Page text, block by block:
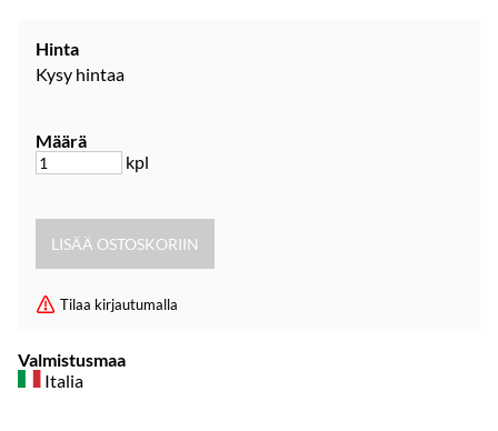
Hinta
Kysy hintaa
Määrä
kpl
Tilaa kirjautumalla
Valmistusmaa
Italia